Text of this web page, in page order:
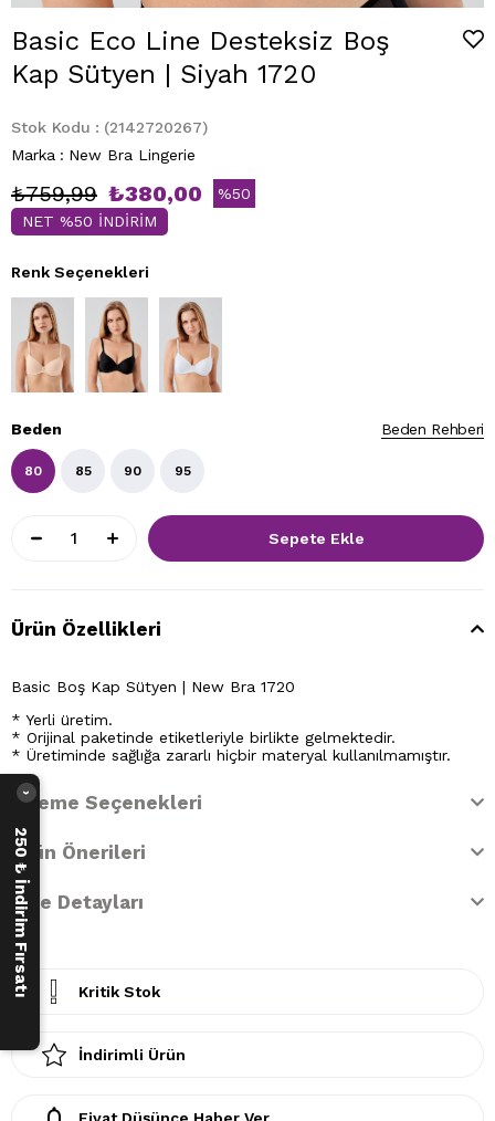
Basic Eco Line Desteksiz Boş
Kap Sütyen | Siyah 1720
Stok Kodu
(2142720267)
Marka : New Bra Lingerie
₺759,99 ₺380,00 %50
NET %50 İNDİRİM
Renk Seçenekleri
Beden Rehberi
Beden
80 85 90 95
Ürün Özellikleri
Basic Boş Kap Sütyen | New Bra 1720
* Yerli üretim.
* Orijinal paketinde etiketleriyle birlikte gelmektedir.
* Üretiminde sağlığa zararlı hiçbir materyal kullanılmamıştır.
Ödeme Seçenekleri
Ürün Önerileri
İade Detayları
Kritik Stok
İndirimli Ürün
Fiyat Düşünce Haber Ver
250 ₺ İndirim Fırsatı
›